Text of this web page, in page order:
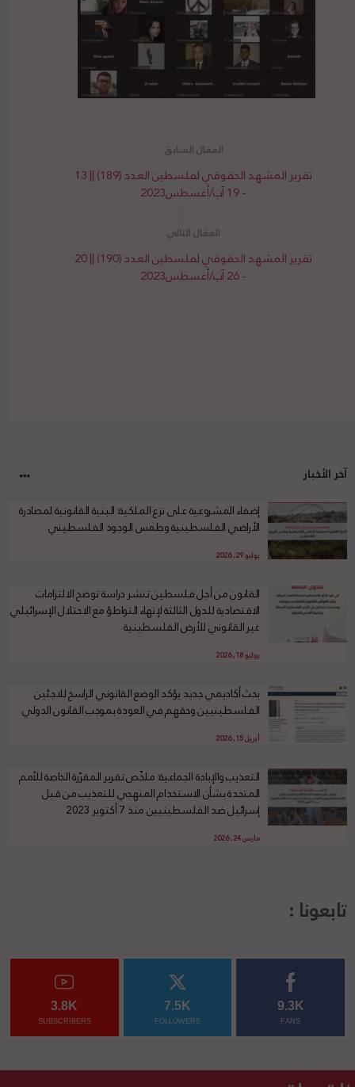
تقرير المشهد الحقوقي لفلسطين العدد (189) || 13
- 19 آب/أغسطس2023
تقرير المشهد الحقوقي لفلسطين العدد (190) || 20
- 26 آب/أغسطس2023
آخر الأخبار
إضفاء المشروعية على نزع الملكية: البنية القانونية لمصادرة
الأراضي الفلسطينية وطمس الوجود الفلسطيني
يوليو 29, 2026
القانون من أجل فلسطين تنشر دراسة توضح الالتزامات
الاقتصادية للدول الثالثة لإنهاء التواطؤ مع الاحتلال الإسرائيلي
غير القانوني للأرض الفلسطينية
يوليو 18, 2026
بحث أكاديمي جديد يؤكد الوضع القانوني الراسخ للاجئين
الفلسطينيين وحقهم في العودة بموجب القانون الدولي
أبريل 15, 2026
التعذيب والإبادة الجماعية: ملخّص تقرير المقرّرة الخاصة للأمم
المتحدة بشأن الاستخدام المنهجي للتعذيب من قبل
إسرائيل ضد الفلسطينيين منذ 7 أكتوبر 2023
مارس 24, 2026
تابعونا :
9.3K
FANS
7.5K
FOLLOWERS
3.8K
SUBSCRIBERS